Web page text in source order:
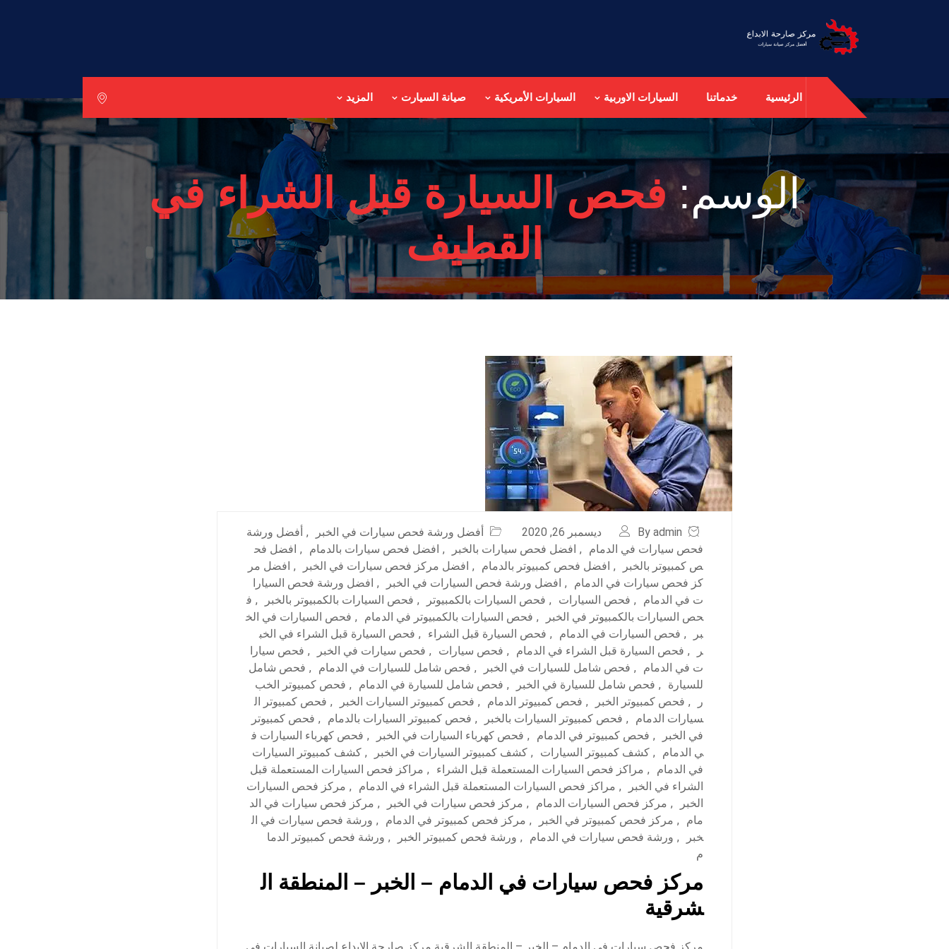
الرئيسية خدماتنا السيارات الاوربية السيارات الأمريكية صيانة السيارت المزيد
الوسم:فحص السيارة قبل الشراء في
القطيف
By admin ديسمبر 26, 2020 أفضل ورشة فحص سيارات في الخبر , أفضل ورشة
فحص سيارات في الدمام
, افضل فحص سيارات بالخبر , افضل فحص سيارات بالدمام , افضل فح
ص كمبيوتر بالخبر
, افضل فحص كمبيوتر بالدمام , افضل مركز فحص سيارات في الخبر , افضل مر
كز فحص سيارات في الدمام
, افضل ورشة فحص السيارات في الخبر , افضل ورشة فحص السيارا
ت في الدمام
, فحص السيارات , فحص السيارات بالكمبيوتر , فحص السيارات بالكمبيوتر بالخبر , ف
حص السيارات بالكمبيوتر في الخبر
, فحص السيارات بالكمبيوتر في الدمام , فحص السيارات في الخ
بر
, فحص السيارات في الدمام , فحص السيارة قبل الشراء , فحص السيارة قبل الشراء في الخب
ر
, فحص السيارة قبل الشراء في الدمام , فحص سيارات , فحص سيارات في الخبر , فحص سيارا
ت في الدمام
, فحص شامل للسيارات في الخبر , فحص شامل للسيارات في الدمام , فحص شامل
للسيارة
, فحص شامل للسيارة في الخبر , فحص شامل للسيارة في الدمام , فحص كمبيوتر الخب
ر
, فحص كمبيوتر الخبر , فحص كمبيوتر الدمام , فحص كمبيوتر السيارات الخبر , فحص كمبيوتر ال
سيارات الدمام
, فحص كمبيوتر السيارات بالخبر , فحص كمبيوتر السيارات بالدمام , فحص كمبيوتر
في الخبر
, فحص كمبيوتر في الدمام , فحص كهرباء السيارات في الخبر , فحص كهرباء السيارات ف
ي الدمام
, كشف كمبيوتر السيارات , كشف كمبيوتر السيارات في الخبر , كشف كمبيوتر السيارات
في الدمام
, مراكز فحص السيارات المستعملة قبل الشراء , مراكز فحص السيارات المستعملة قبل
الشراء في الخبر
, مراكز فحص السيارات المستعملة قبل الشراء في الدمام , مركز فحص السيارات
الخبر
, مركز فحص السيارات الدمام , مركز فحص سيارات في الخبر , مركز فحص سيارات في الد
مام
, مركز فحص كمبيوتر في الخبر , مركز فحص كمبيوتر في الدمام , ورشة فحص سيارات في ال
خبر
, ورشة فحص سيارات في الدمام , ورشة فحص كمبيوتر الخبر , ورشة فحص كمبيوتر الدما
م
مركز فحص سيارات في الدمام – الخبر – المنطقة ال
شرقية